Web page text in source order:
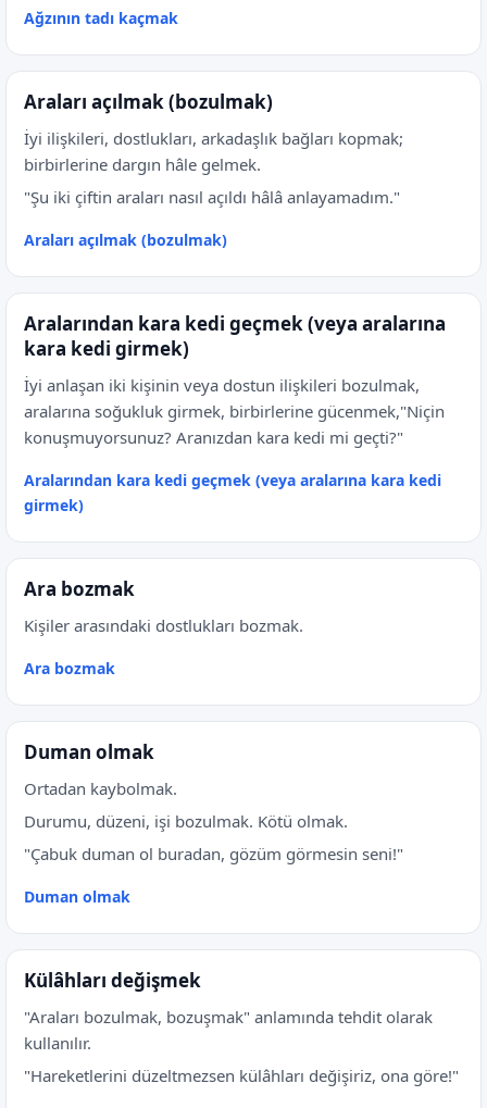
Ağzının tadı kaçmak
Araları açılmak (bozulmak)
İyi ilişkileri, dostlukları, arkadaşlık bağları kopmak;
birbirlerine dargın hâle gelmek.
"Şu iki çiftin araları nasıl açıldı hâlâ anlayamadım."
Araları açılmak (bozulmak)
Aralarından kara kedi geçmek (veya aralarına
kara kedi girmek)
İyi anlaşan iki kişinin veya dostun ilişkileri bozulmak,
aralarına soğukluk girmek, birbirlerine gücenmek,"Niçin
konuşmuyorsunuz? Aranızdan kara kedi mi geçti?"
Aralarından kara kedi geçmek (veya aralarına kara kedi
girmek)
Ara bozmak
Kişiler arasındaki dostlukları bozmak.
Ara bozmak
Duman olmak
Ortadan kaybolmak.
Durumu, düzeni, işi bozulmak. Kötü olmak.
"Çabuk duman ol buradan, gözüm görmesin seni!"
Duman olmak
Külâhları değişmek
"Araları bozulmak, bozuşmak" anlamında tehdit olarak
kullanılır.
"Hareketlerini düzeltmezsen külâhları değişiriz, ona göre!"